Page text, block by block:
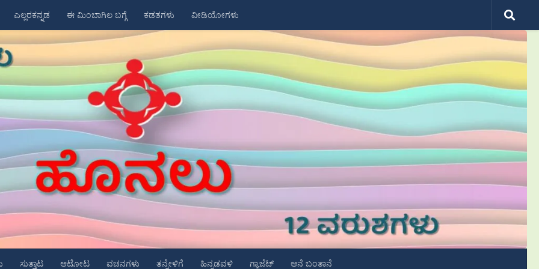
ಎಲ್ಲರಕನ್ನಡ ಈ ಮಿಂಬಾಗಿಲ ಬಗ್ಗೆ ಕಡತಗಳು ವೀಡಿಯೋಗಳು
ಸುತ್ತಾಟ ಆಟೋಟ ವಚನಗಳು ತನ್ನೇಳಿಗೆ ಹಿನ್ನಡವಳಿ ಗ್ಯಾಜೆಟ್ ಆನೆ ಬಂತಾನೆ